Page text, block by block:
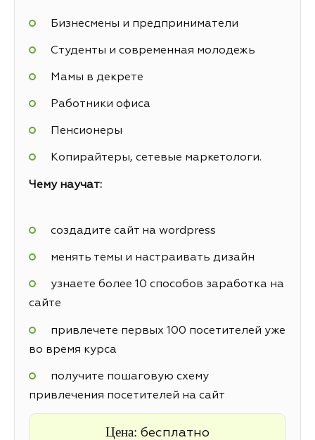
Бизнесмены и предприниматели
Студенты и современная молодежь
Мамы в декрете
Работники офиса
Пенсионеры
Копирайтеры, сетевые маркетологи.
Чему научат:
создадите сайт на wordpress
менять темы и настраивать дизайн
узнаете более 10 способов заработка на
сайте
привлечете первых 100 посетителей уже
во время курса
получите пошаговую схему
привлечения посетителей на сайт
Цена: бесплатно